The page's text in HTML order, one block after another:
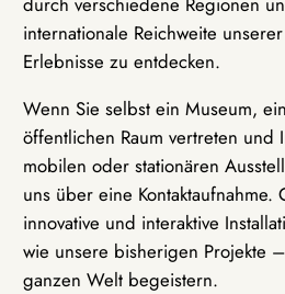
internationale Reichweite
Erlebnisse zu entdecken.
Wenn Sie selbst ein Museum,
öffentlichen Raum vertreten und
mobilen oder stationären
uns über eine Kontaktaufnahme.
innovative und interaktive
wie unsere bisherigen Projekte
ganzen Welt begeistern.